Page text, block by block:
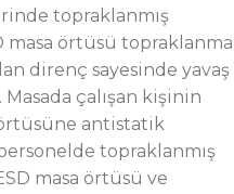
topraklanmış
masa örtüsü topraklanma
direnç sayesinde yavaş
çalışan kişinin
örtüsüne antistatik
topraklanmış
masa örtüsü ve